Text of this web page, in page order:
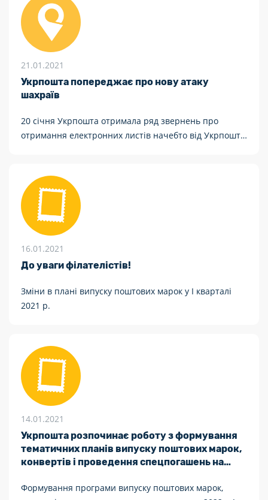
21.01.2021
Укрпошта попереджає про нову атаку
шахраїв
20 січня Укрпошта отримала ряд звернень про
отримання електронних листів начебто від Укрпошти
16.01.2021
До уваги філателістів!
Зміни в плані випуску поштових марок у І кварталі
2021 р.
14.01.2021
Укрпошта розпочинає роботу з формування
тематичних планів випуску поштових марок,
конвертів і проведення спецпогашень на
Формування програми випуску поштових марок,